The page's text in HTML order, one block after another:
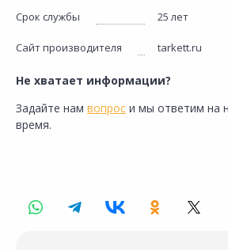
Срок службы 25 лет
Сайт производителя tarkett.ru
Не хватает информации?
Задайте нам вопрос и мы ответим на
время.